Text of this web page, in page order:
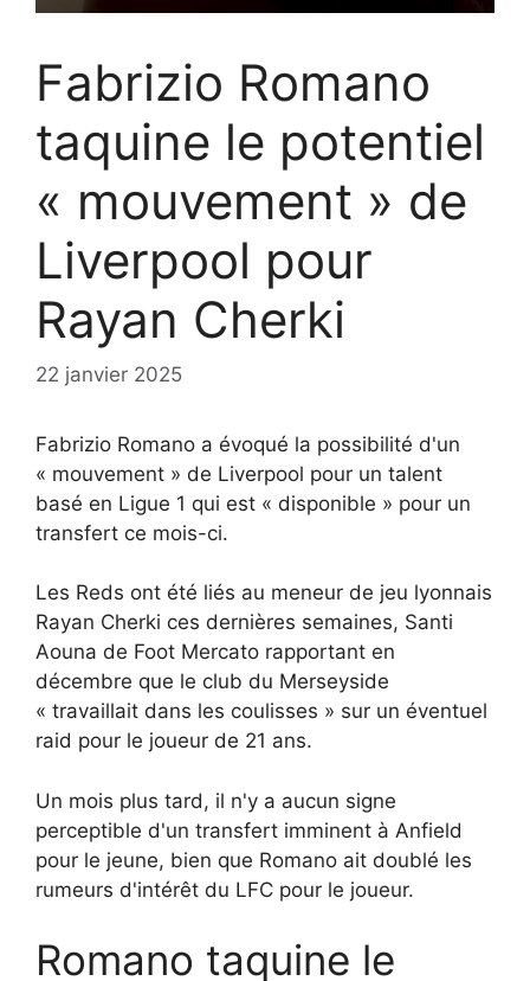
Fabrizio Romano
taquine le potentiel
« mouvement » de
Liverpool pour
Rayan Cherki
22 janvier 2025
Fabrizio Romano a évoqué la possibilité d'un
« mouvement » de Liverpool pour un talent
basé en Ligue 1 qui est « disponible » pour un
transfert ce mois-ci.
Les Reds ont été liés au meneur de jeu lyonnais
Rayan Cherki ces dernières semaines, Santi
Aouna de Foot Mercato rapportant en
décembre que le club du Merseyside
« travaillait dans les coulisses » sur un éventuel
raid pour le joueur de 21 ans.
Un mois plus tard, il n'y a aucun signe
perceptible d'un transfert imminent à Anfield
pour le jeune, bien que Romano ait doublé les
rumeurs d'intérêt du LFC pour le joueur.
Romano taquine le